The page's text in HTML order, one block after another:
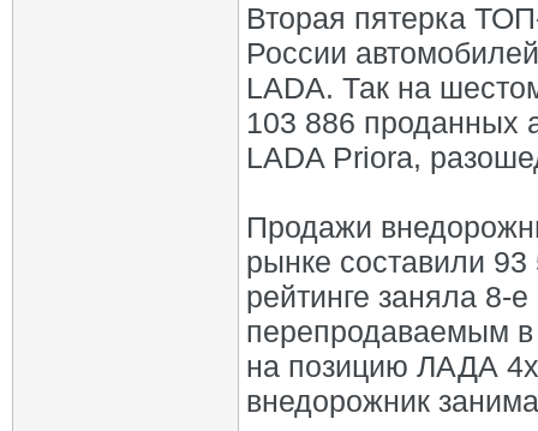
Вторая пятерка
России
LADA. Так на
103 886 проданных
LADA Priora,
Продажи
рынке составили
рейтинге заняла 8-
перепродаваемым
на позицию ЛАДА
внедорожник